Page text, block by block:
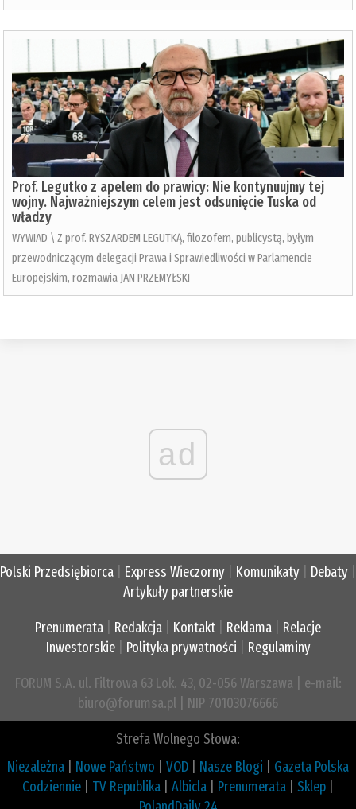
Prof. Legutko z apelem do prawicy: Nie kontynuujmy tej
wojny. Najważniejszym celem jest odsunięcie Tuska od
władzy
WYWIAD \ Z prof. RYSZARDEM LEGUTKĄ, filozofem, publicystą, byłym
przewodniczącym delegacji Prawa i Sprawiedliwości w Parlamencie
Europejskim, rozmawia JAN PRZEMYŁSKI
ad
Polski Przedsiębiorca Express Wieczorny Komunikaty Debaty
Artykuły partnerskie
Prenumerata Redakcja Kontakt Reklama
Relacje
Inwestorskie| Polityka prywatności Regulaminy
FORUM S.A. ul. Filtrowa 63 Lok. 43, 02-056 Warszawa | e-mail:
biuro@forumsa.pl | NIP 70103076666
Strefa Wolnego Słowa:
Niezależna
Nowe Państwo VOD Nasze Blogi
Gazeta Polska
Codziennie
TV Republika Albicla Prenumerata Sklep